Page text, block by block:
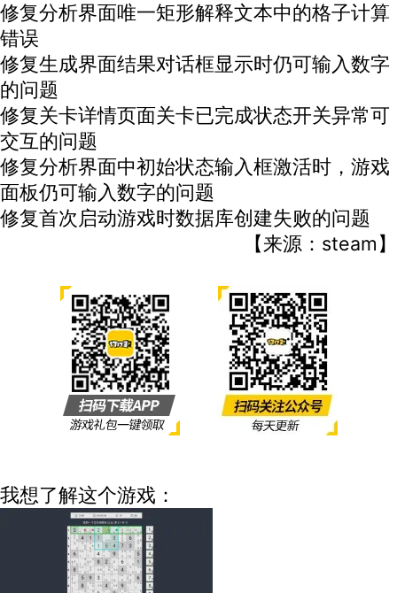
修复分析界面唯一矩形解释文本中的格子计算
错误
修复生成界面结果对话框显示时仍可输入数字
的问题
修复关卡详情页面关卡已完成状态开关异常可
交互的问题
修复分析界面中初始状态输入框激活时，游戏
面板仍可输入数字的问题
修复首次启动游戏时数据库创建失败的问题
【来源：steam】
我想了解这个游戏：